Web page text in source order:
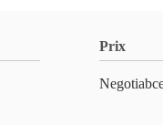
Prix